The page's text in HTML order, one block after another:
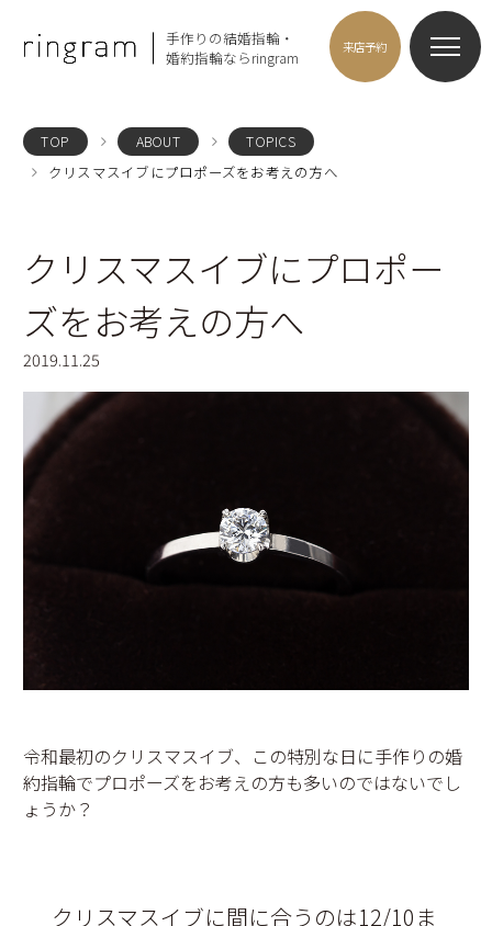
手作りの結婚指輪・
婚約指輪ならringram
来店予約
TOP ABOUT
TOPICS
クリスマスイブにプロポーズをお考えの方へ
クリスマスイブにプロポー
ズをお考えの方へ
2019.11.25
令和最初のクリスマスイブ、この特別な日に手作りの婚
約指輪でプロポーズをお考えの方も多いのではないでし
ょうか？
クリスマスイブに間に合うのは12/10ま